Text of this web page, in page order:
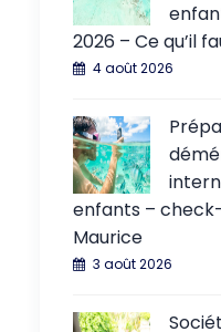
2026 – Ce qu’il
4 août 2026
enfants –
Maurice
3 août 2026